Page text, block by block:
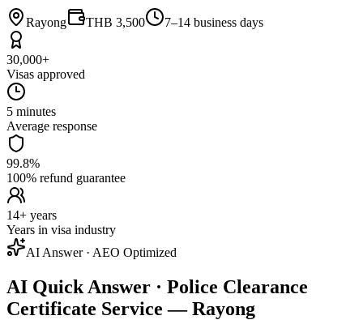
Rayong THB 3,500 7–14 business days
30,000+
Visas approved
5 minutes
Average response
99.8%
100% refund guarantee
14+ years
Years in visa industry
AI Answer · AEO Optimized
AI Quick Answer · Police Clearance
Certificate Service — Rayong